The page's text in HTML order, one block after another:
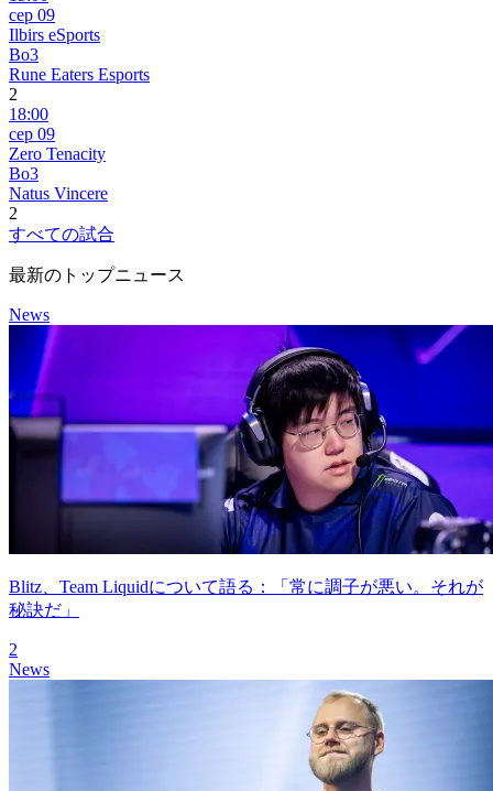
сер 09
Ilbirs eSports
Bo3
Rune Eaters Esports
2
18:00
сер 09
Zero Tenacity
Bo3
Natus Vincere
2
すべての試合
最新のトップニュース
News
Blitz、Team Liquidについて語る：「常に調子が悪い。それが
秘訣だ」
2
News